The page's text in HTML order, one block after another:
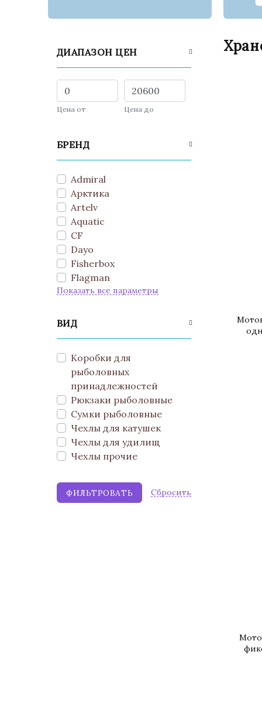
ДИАПАЗОН ЦЕН
Цена от Цена до
БРЕНД
Admiral
Арктика
Artelv
Aquatic
CF
Dayo
Fisherbox
Flagman
Показать все параметры
ВИД
Коробки для
рыболовных
принадлежностей
Рюкзаки рыболовные
Сумки рыболовные
Чехлы для катушек
Чехлы для удилищ
Чехлы прочие
Cбросить